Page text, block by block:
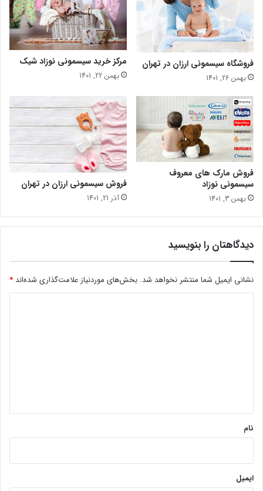
فروشگاه سیسمونی ارزان در تهران
بهمن 26, 1401
مرکز خرید سیسمونی نوزاد شیک
بهمن 22, 1401
فروش مارک های معروف
سیسمونی نوزاد
بهمن 3, 1401
فروش سیسمونی ارزان در تهران
آذر 21, 1401
دیدگاهتان را بنویسید
نشانی ایمیل شما منتشر نخواهد شد. بخش‌های موردنیاز علامت‌گذاری شده‌اند *
نام
ایمیل